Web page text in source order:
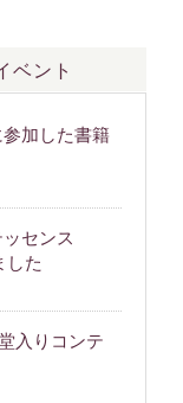
ベント
参加した書籍
センス
した
入りコンテ